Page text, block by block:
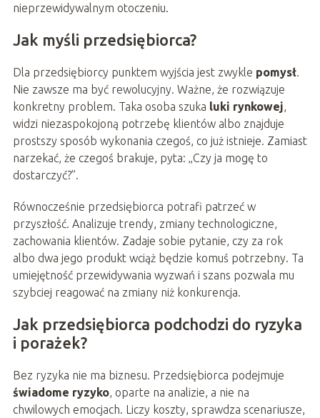
nieprzewidywalnym otoczeniu.
Jak myśli przedsiębiorca?
Dla przedsiębiorcy punktem wyjścia jest zwykle pomysł.
Nie zawsze ma być rewolucyjny. Ważne, że rozwiązuje
konkretny problem. Taka osoba szuka luki rynkowej,
widzi niezaspokojoną potrzebę klientów albo znajduje
prostszy sposób wykonania czegoś, co już istnieje. Zamiast
narzekać, że czegoś brakuje, pyta: „Czy ja mogę to
dostarczyć?”.
Równocześnie przedsiębiorca potrafi patrzeć w
przyszłość. Analizuje trendy, zmiany technologiczne,
zachowania klientów. Zadaje sobie pytanie, czy za rok
albo dwa jego produkt wciąż będzie komuś potrzebny. Ta
umiejętność przewidywania wyzwań i szans pozwala mu
szybciej reagować na zmiany niż konkurencja.
Jak przedsiębiorca podchodzi do ryzyka
i porażek?
Bez ryzyka nie ma biznesu. Przedsiębiorca podejmuje
świadome ryzyko, oparte na analizie, a nie na
chwilowych emocjach. Liczy koszty, sprawdza scenariusze,